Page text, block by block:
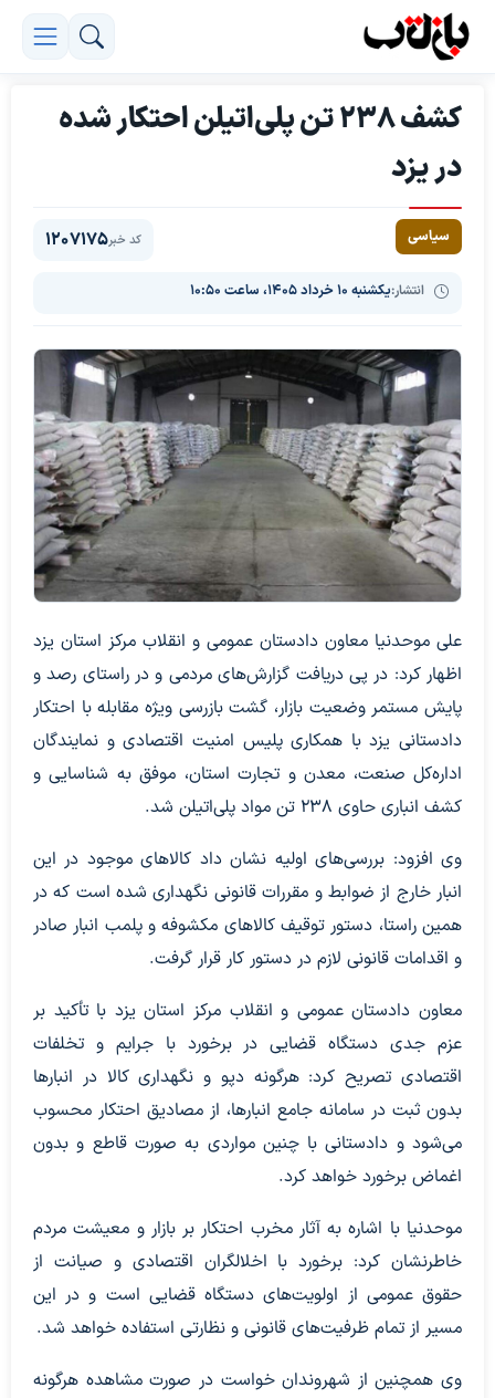
کشف ۲۳۸ تن پلی‌اتیلن احتکار شده
در یزد
سیاسی
انتشار:یکشنبه ۱۰ خرداد ۱۴۰۵، ساعت ۱۰:۵۰
کد خبر1207175
علی موحدنیا معاون دادستان عمومی و انقلاب مرکز استان یزد
اظهار کرد: در پی دریافت گزارش‌های مردمی و در راستای رصد و
پایش مستمر وضعیت بازار، گشت بازرسی ویژه مقابله با احتکار
دادستانی یزد با همکاری پلیس امنیت اقتصادی و نمایندگان
اداره‌کل صنعت، معدن و تجارت استان، موفق به شناسایی و
کشف انباری حاوی 238 تن مواد پلی‌اتیلن شد.
وی افزود: بررسی‌های اولیه نشان داد کالا‌های موجود در این
انبار خارج از ضوابط و مقررات قانونی نگهداری شده است که در
همین راستا، دستور توقیف کالا‌های مکشوفه و پلمب انبار صادر
و اقدامات قانونی لازم در دستور کار قرار گرفت.
معاون دادستان عمومی و انقلاب مرکز استان یزد با تأکید بر
عزم جدی دستگاه قضایی در برخورد با جرایم و تخلفات
اقتصادی تصریح کرد: هرگونه دپو و نگهداری کالا در انبار‌ها
بدون ثبت در سامانه جامع انبارها، از مصادیق احتکار محسوب
می‌شود و دادستانی با چنین مواردی به صورت قاطع و بدون
اغماض برخورد خواهد کرد.
موحدنیا با اشاره به آثار مخرب احتکار بر بازار و معیشت مردم
خاطرنشان کرد: برخورد با اخلالگران اقتصادی و صیانت از
حقوق عمومی از اولویت‌های دستگاه قضایی است و در این
مسیر از تمام ظرفیت‌های قانونی و نظارتی استفاده خواهد شد.
وی همچنین از شهروندان خواست در صورت مشاهده هرگونه